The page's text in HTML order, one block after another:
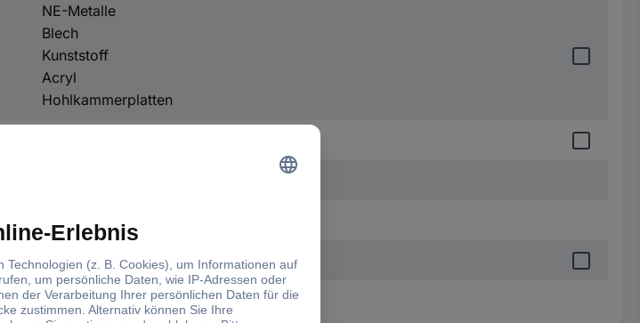
NE-Metalle
Blech
Kunststoff
Acryl
Hohlkammerplatten
69 mm
109 mm
27 g